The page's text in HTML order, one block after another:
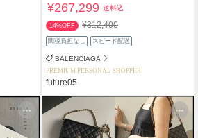
¥267,299送料込
14%OFF ¥312,400
関税負担なし スピード配送
BALENCIAGA
PREMIUM PERSONAL SHOPPER
future05